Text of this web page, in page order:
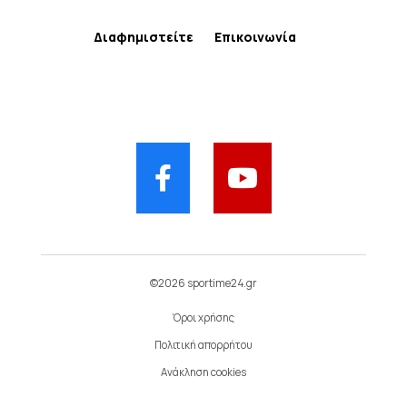
Διαφημιστείτε Επικοινωνία
©2026 sportime24.gr
Όροι χρήσης
Πολιτική απορρήτου
Ανάκληση cookies